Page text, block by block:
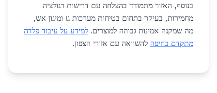
בנוסף, האזור מתמודד בהצלחה עם דרישות רגולציה
מחמירות, בעיקר בתחום בטיחות מערכות גז ומיגון אש,
מה שמקנה אמינות גבוהה למוצרים. למידע על עיבוד פלדה
מתקדם בחיפה להשוואה עם אזורי הצפון.